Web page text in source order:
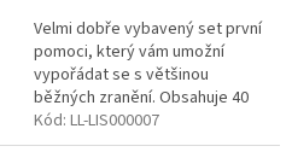
Velmi dobře vybavený set první
pomoci, který vám umožní
vypořádat se s většinou
běžných zranění. Obsahuje 40
položek.
Kód: LL-LIS000007